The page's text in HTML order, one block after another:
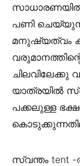
സാധാരണയിൽ
പണി
മനുഷ്യത്വം
ചിലവിലേക്കു
യാത്രയിൽ
പക്കലുള്ള
സ്വന്തം tent